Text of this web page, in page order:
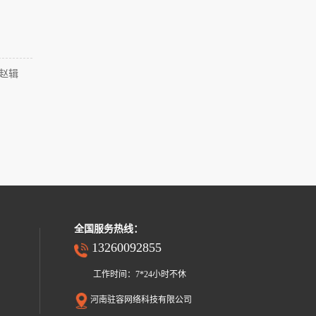
辑
全国服务热线：
13260092855
工作时间：7*24小时不休
河南驻容网络科技有限公司